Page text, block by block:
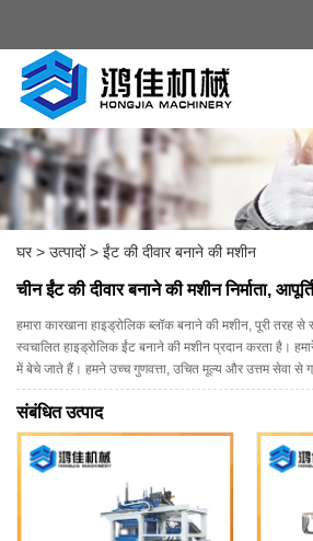
घर > उत्पादों > ईंट की दीवार बनाने की मशीन
चीन ईंट की दीवार बनाने की मशीन निर्माता,
हमारा कारखाना हाइड्रोलिक ब्लॉक बनाने की मशीन, पूरी तरह
स्वचालित हाइड्रोलिक ईंट बनाने की मशीन प्रदान करता है।
में बेचे जाते हैं। हमने उच्च गुणवत्ता, उचित मूल्य और उत्तम सेवा से
संबंधित उत्पाद